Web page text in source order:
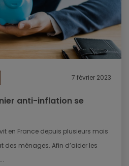
7 février 2023
anti-inflation se
en France depuis plusieurs mois
des ménages. Afin d’aider les